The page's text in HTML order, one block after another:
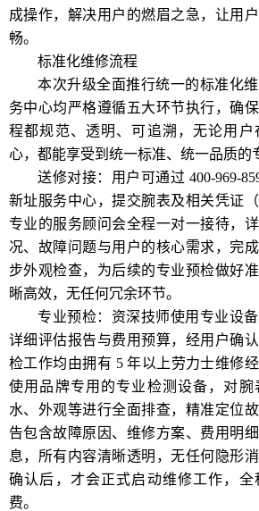
成操作，解决用户的燃眉之急，让用
畅。
标准化维修流程
本次升级全面推行统一的标准化
务中心均严格遵循五大环节执行，确
程都规范、透明、可追溯，无论用户
心，都能享受到统一标准、统一品质的
送修对接：用户可通过 400-969-
新址服务中心，提交腕表及相关凭证
专业的服务顾问会全程一对一接待，
况、故障问题与用户的核心需求，完
步外观检查，为后续的专业预检做好
晰高效，无任何冗余环节。
专业预检：资深技师使用专业设
详细评估报告与费用预算，经用户确
检工作均由拥有 5 年以上劳力士维修
使用品牌专用的专业检测设备，对
水、外观等进行全面排查，精准定位
告包含故障原因、维修方案、费用明
息，所有内容清晰透明，无任何隐形
确认后，才会正式启动维修工作，全
费。